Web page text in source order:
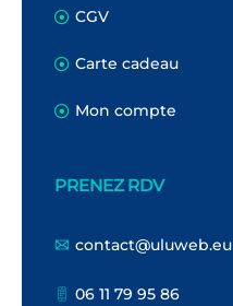
CGV
Carte cadeau
Mon compte
PRENEZ RDV
contact@uluweb.eu
06 11 79 95 86